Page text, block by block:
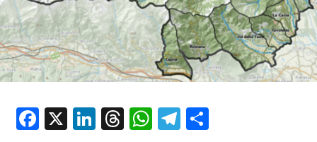
Facebook
X LinkedIn
Threads
WhatsApp
Telegram
Condividi